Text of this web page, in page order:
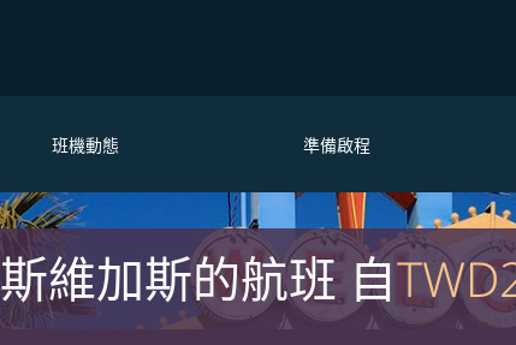
班機動態 準備啟程
維加斯的航班 自